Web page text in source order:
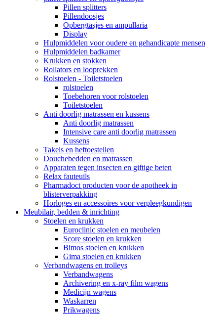
Pillen splitters
Pillendoosjes
Opbergtasjes en ampullaria
Display
Hulpmiddelen voor oudere en gehandicapte mensen
Hulpmiddelen badkamer
Krukken en stokken
Rollators en looprekken
Rolstoelen - Toiletstoelen
rolstoelen
Toebehoren voor rolstoelen
Toiletstoelen
Anti doorlig matrassen en kussens
Anti doorlig matrassen
Intensive care anti doorlig matrassen
Kussens
Takels en heftoestellen
Douchebedden en matrassen
Apparaten tegen insecten en giftige beten
Relax fauteuils
Pharmadoct producten voor de apotheek in
blisterverpakking
Horloges en accessoires voor verpleegkundigen
Meubilair, bedden & inrichting
Stoelen en krukken
Euroclinic stoelen en meubelen
Score stoelen en krukken
Bimos stoelen en krukken
Gima stoelen en krukken
Verbandwagens en trolleys
Verbandwagens
Archivering en x-ray film wagens
Medicijn wagens
Waskarren
Prikwagens